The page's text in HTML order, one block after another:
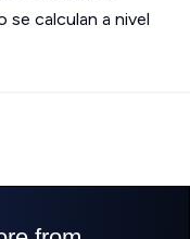
se calculan a nivel